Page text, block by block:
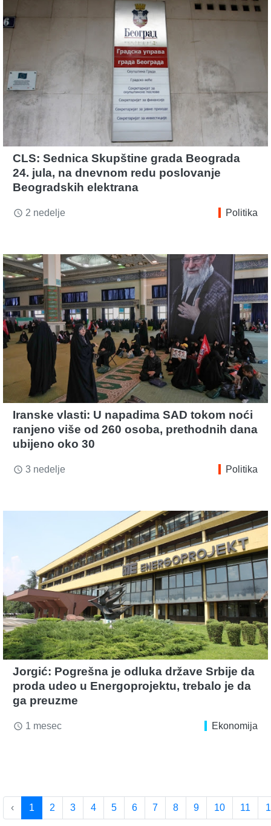
CLS: Sednica Skupštine grada Beograda
24. jula, na dnevnom redu poslovanje
Beogradskih elektrana
access_time 2 nedelje Politika
Iranske vlasti: U napadima SAD tokom noći
ranjeno više od 260 osoba, prethodnih dana
ubijeno oko 30
access_time 3 nedelje Politika
Jorgić: Pogrešna je odluka države Srbije da
proda udeo u Energoprojektu, trebalo je da
ga preuzme
access_time 1 mesec Ekonomija
‹ 1 2 3 4 5 6 7 8 9 10 11